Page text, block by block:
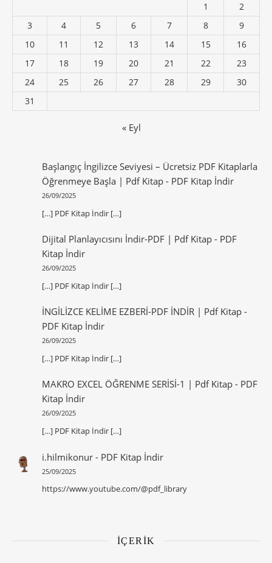
1
2
3
4 5 6 7 8
9
10
11 12 13 14 15
16
17
18 19 20 21 22
23
24
25 26 27 28 29
30
31
« Eyl
Başlangıç İngilizce Seviyesi – Ücretsiz PDF Kitaplarla
Öğrenmeye Başla | Pdf Kitap- PDF Kitap İndir
26/09/2025
[…] PDF Kitap İndir […]
Dijital Planlayıcısını İndir-PDF | Pdf Kitap- PDF
Kitap İndir
26/09/2025
[…] PDF Kitap İndir […]
İNGİLİZCE KELİME EZBERİ-PDF İNDİR | Pdf Kitap-
PDF Kitap İndir
26/09/2025
[…] PDF Kitap İndir […]
MAKRO EXCEL ÖĞRENME SERİSİ-1 | Pdf Kitap- PDF
Kitap İndir
26/09/2025
[…] PDF Kitap İndir […]
i.hilmikonur- PDF Kitap İndir
25/09/2025
https://www.youtube.com/@pdf_library
İÇERİK